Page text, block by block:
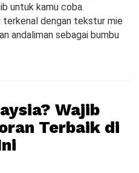
untuk kamu coba.
terkenal dengan tekstur mie
andaliman sebagai bumbu
Wajib
Terbaik di